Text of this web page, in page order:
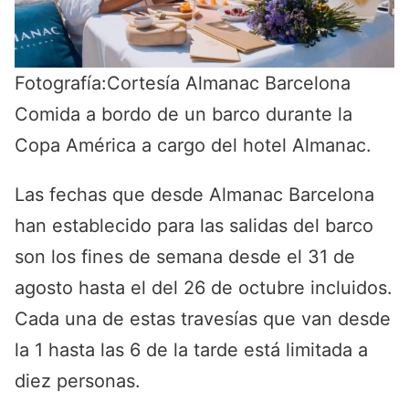
Fotografía:Cortesía Almanac Barcelona
Comida a bordo de un barco durante la
Copa América a cargo del hotel Almanac.
Las fechas que desde Almanac Barcelona
han establecido para las salidas del barco
son los fines de semana desde el 31 de
agosto hasta el del 26 de octubre incluidos.
Cada una de estas travesías que van desde
la 1 hasta las 6 de la tarde está limitada a
diez personas.